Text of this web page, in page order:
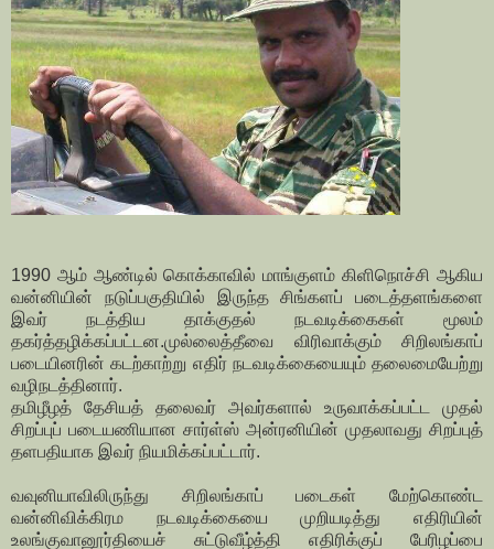
1990 ஆம் ஆண்டில் கொக்காவில் மாங்குளம் கிளிநொச்சி ஆகிய
வன்னியின் நடுப்பகுதியில் இருந்த சிங்களப் படைத்தளங்களை
இவர் நடத்திய தாக்குதல் நடவடிக்கைகள் மூலம்
தகர்த்தழிக்கப்பட்டன.முல்லைத்தீவை விரிவாக்கும் சிறிலங்காப்
படையினரின் கடற்காற்று எதிர் நடவடிக்கையையும் தலைமையேற்று
வழிநடத்தினார்.
தமிழீழத் தேசியத் தலைவர் அவர்களால் உருவாக்கப்பட்ட முதல்
சிறப்புப் படையணியான சார்ள்ஸ் அன்ரனியின் முதலாவது சிறப்புத்
தளபதியாக இவர் நியமிக்கப்பட்டார்.
வவுனியாவிலிருந்து சிறிலங்காப் படைகள் மேற்கொண்ட
வன்னிவிக்கிரம நடவடிக்கையை முறியடித்து எதிரியின்
உலங்குவானூர்தியைச் சுட்டுவீழ்த்தி எதிரிக்குப் பேரிழப்பை